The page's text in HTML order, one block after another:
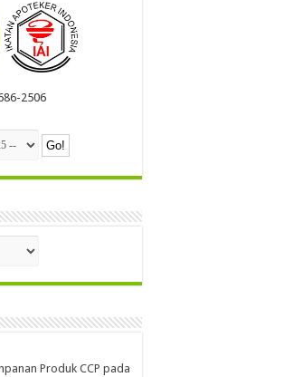
2506
Produk CCP pada